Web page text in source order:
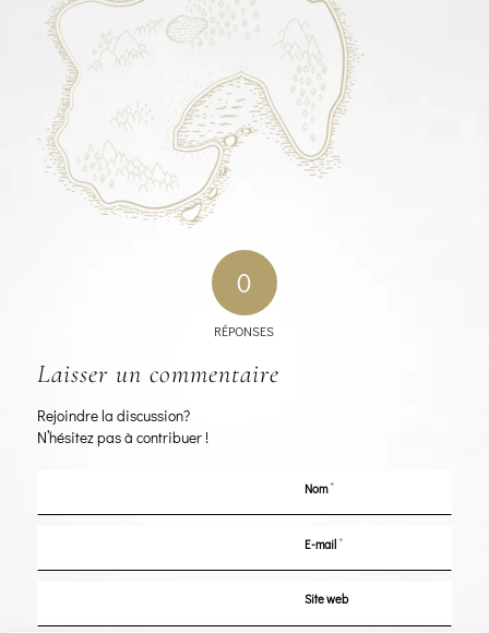
0
RÉPONSES
Laisser un commentaire
Rejoindre la discussion?
N’hésitez pas à contribuer !
Nom*
E-mail*
Site web